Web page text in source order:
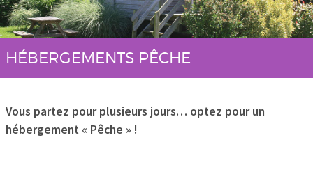
HÉBERGEMENTS PÊCHE
Vous partez pour plusieurs jours… optez pour un
hébergement « Pêche » !